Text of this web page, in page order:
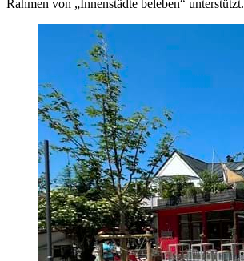
Rahmen von „Innenstädte beleben“ unterstützt.